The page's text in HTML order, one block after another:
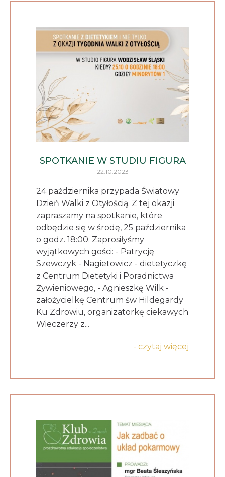
SPOTKANIE W STUDIU FIGURA
22.10.2023
24 października przypada Światowy
Dzień Walki z Otyłością. Z tej okazji
zapraszamy na spotkanie, które
odbędzie się w środę, 25 października
o godz. 18:00. Zaprosiłyśmy
wyjątkowych gości: - Patrycję
Szewczyk - Nagietowicz - dietetyczkę
z Centrum Dietetyki i Poradnictwa
Żywieniowego, - Agnieszkę Wilk -
założycielkę Centrum św Hildegardy
Ku Zdrowiu, organizatorkę ciekawych
Wieczerzy z...
- czytaj więcej